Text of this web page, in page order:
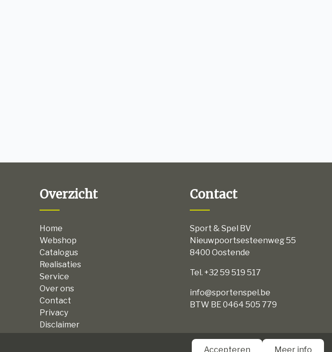
Overzicht
Home
Webshop
Catalogus
Realisaties
Service
Over ons
Contact
Privacy
Disclaimer
Contact
Sport & Spel BV
Nieuwpoortsesteenweg 55
8400 Oostende
Tel. +32 59 519 517
info@sportenspel.be
BTW BE 0464 505 779
Accepteren Meer info